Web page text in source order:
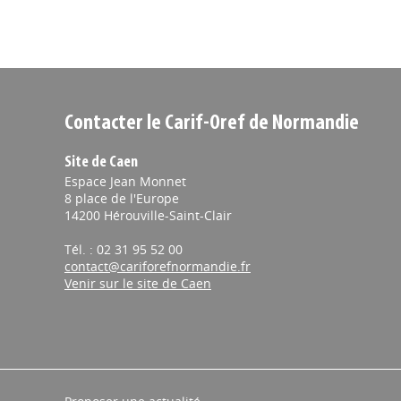
Contacter le Carif-Oref de Normandie
Site de Caen
Espace Jean Monnet
8 place de l'Europe
14200 Hérouville-Saint-Clair
Tél. : 02 31 95 52 00
contact@cariforefnormandie.fr
Venir sur le site de Caen